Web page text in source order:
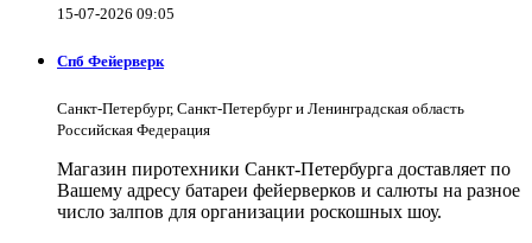
15-07-2026 09:05
Спб Фейерверк
Санкт-Петербург, Санкт-Петербург и Ленинградская область
Российская Федерация
Магазин пиротехники Санкт-Петербурга доставляет по
Вашему адресу батареи фейерверков и салюты на разное
число залпов для организации роскошных шоу.